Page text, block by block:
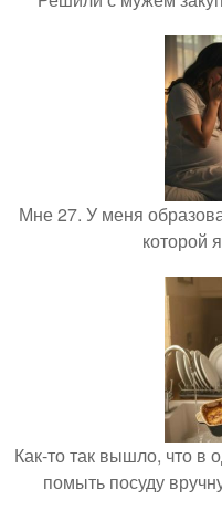
Мне 27. У меня
которой
Как-то так вышло, что в
помыть посуду